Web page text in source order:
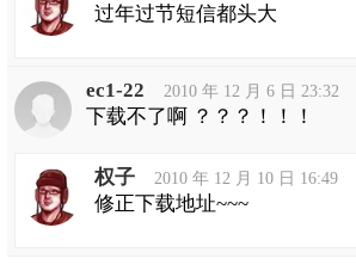
过年过节短信都头大
ec1-22 2010 年 12 月 6 日 23:32
下载不了啊 ？？？！！！
权子 2010 年 12 月 10 日 16:49
修正下载地址~~~